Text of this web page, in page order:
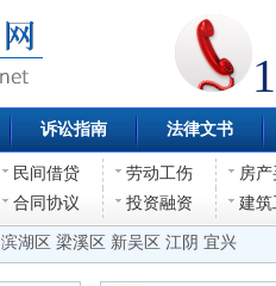
诉讼指南 法律文书
民间借贷 劳动工伤
房
合同协议 投资融资 建筑
滨湖区 梁溪区 新吴区 江阴 宜兴